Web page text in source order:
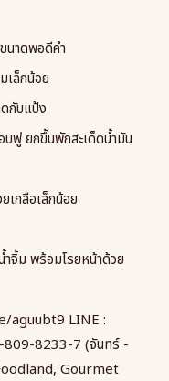
นาดพอดีคำ
เล็กน้อย
กับแป้ง
บฟู ยกขึ้นพักสะเด็ดน้ำมัน
เกลือเล็กน้อย
จิ้ม พร้อมโรยหน้าด้วย
aguubt9 LINE :
809-8233-7 (จันทร์ -
Gourmet